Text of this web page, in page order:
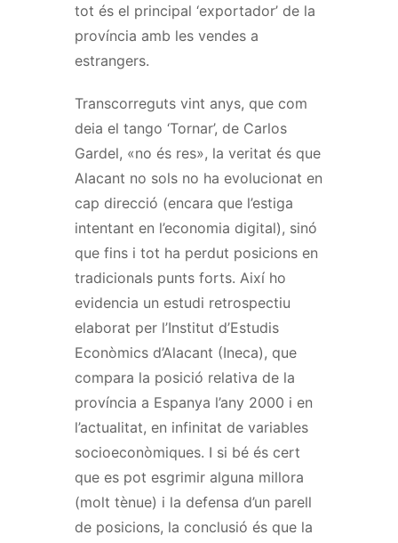
tot és el principal ‘exportador’ de la
província amb les vendes a
estrangers.
Transcorreguts vint anys, que com
deia el tango ‘Tornar’, de Carlos
Gardel, «no és res», la veritat és que
Alacant no sols no ha evolucionat en
cap direcció (encara que l’estiga
intentant en l’economia digital), sinó
que fins i tot ha perdut posicions en
tradicionals punts forts. Així ho
evidencia un estudi retrospectiu
elaborat per l’Institut d’Estudis
Econòmics d’Alacant (Ineca), que
compara la posició relativa de la
província a Espanya l’any 2000 i en
l’actualitat, en infinitat de variables
socioeconòmiques. I si bé és cert
que es pot esgrimir alguna millora
(molt tènue) i la defensa d’un parell
de posicions, la conclusió és que la